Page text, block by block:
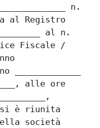
n.
al Registro
al n.
Fiscale /
_____________
alle ore
si è riunita
società